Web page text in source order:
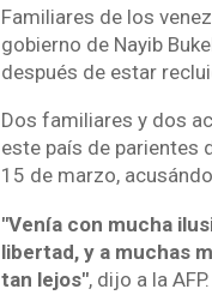
Familiares de los
gobierno de Nayib
después de estar
Dos familiares y dos
este país de parientes
15 de marzo,
"Venía con mucha
libertad, y a muchas
tan lejos", dijo a la AFP.